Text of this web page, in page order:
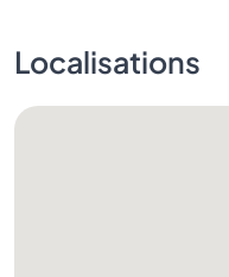
Localisations